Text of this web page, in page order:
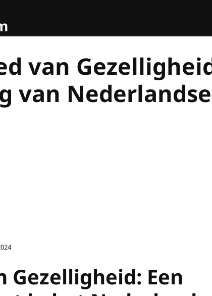
van
van Nederlandse
Gezelligheid: Een